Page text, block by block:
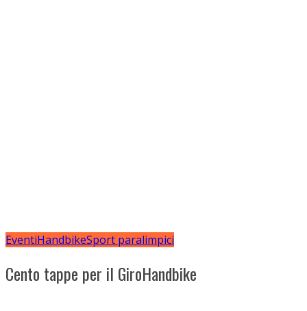
EventiHandbikeSport paralimpici
Cento tappe per il GiroHandbike